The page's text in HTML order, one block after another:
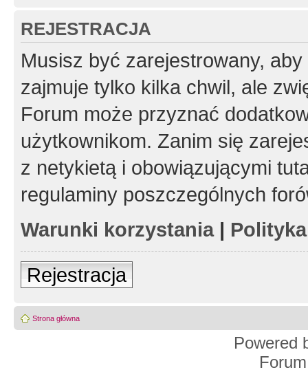
REJESTRACJA
Musisz być zarejestrowany,
zajmuje tylko kilka chwil, ale
Forum może przyznać
użytkownikom. Zanim się
z netykietą i obowiązującymi
regulaminy poszczególnych
Warunki korzystania|
Rejestracja
Strona główna
Powered